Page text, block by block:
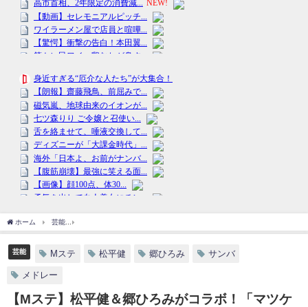
ホーム 芸能
芸能 Mステ 松平健 郷ひろみ サンバ
メドレー
【Mステ】松平健＆郷ひろみがコラボ！「マツケ